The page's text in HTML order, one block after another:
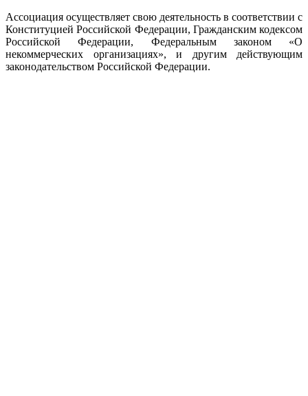
Ассоциация осуществляет свою деятельность в соответствии с
Конституцией Российской Федерации, Гражданским кодексом
Российской Федерации, Федеральным законом «О
некоммерческих организациях», и другим действующим
законодательством Российской Федерации.